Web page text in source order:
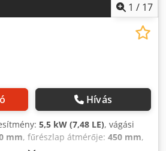
1 / 17
Hívás
5,5 kW (7,48 LE), vágási
mm, fűrészlap átmérője: 450 mm,